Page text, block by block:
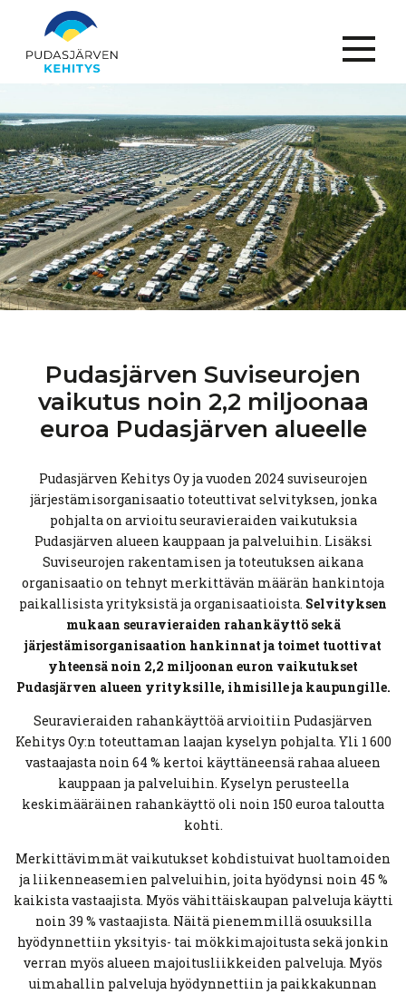
Menu
Pudasjärven Suviseurojen
vaikutus noin 2,2 miljoonaa
euroa Pudasjärven alueelle
Pudasjärven Kehitys Oy ja vuoden 2024 suviseurojen
järjestämisorganisaatio toteuttivat selvityksen, jonka
pohjalta on arvioitu seuravieraiden vaikutuksia
Pudasjärven alueen kauppaan ja palveluihin. Lisäksi
Suviseurojen rakentamisen ja toteutuksen aikana
organisaatio on tehnyt merkittävän määrän hankintoja
paikallisista yrityksistä ja organisaatioista. Selvityksen
mukaan seuravieraiden rahankäyttö sekä
järjestämisorganisaation hankinnat ja toimet tuottivat
yhteensä noin 2,2 miljoonan euron vaikutukset
Pudasjärven alueen yrityksille, ihmisille ja kaupungille.
Seuravieraiden rahankäyttöä arvioitiin Pudasjärven
Kehitys Oy:n toteuttaman laajan kyselyn pohjalta. Yli 1 600
vastaajasta noin 64 % kertoi käyttäneensä rahaa alueen
kauppaan ja palveluihin. Kyselyn perusteella
keskimääräinen rahankäyttö oli noin 150 euroa taloutta
kohti.
Merkittävimmät vaikutukset kohdistuivat huoltamoiden
ja liikenneasemien palveluihin, joita hyödynsi noin 45 %
kaikista vastaajista. Myös vähittäiskaupan palveluja käytti
noin 39 % vastaajista. Näitä pienemmillä osuuksilla
hyödynnettiin yksityis- tai mökkimajoitusta sekä jonkin
verran myös alueen majoitusliikkeiden palveluja. Myös
uimahallin palveluja hyödynnettiin ja paikkakunnan